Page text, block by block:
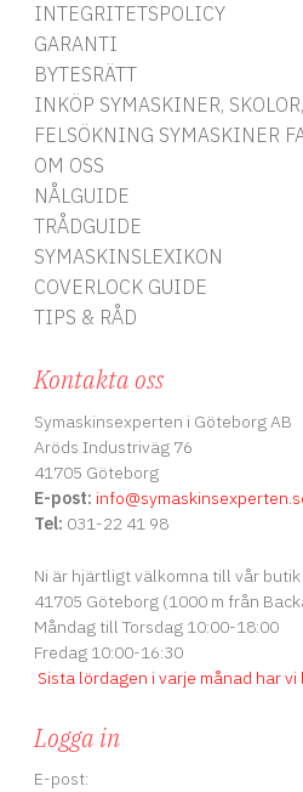
INTEGRITETSPOLICY
GARANTI
BYTESRÄTT
INKÖP SYMASKINER,
FELSÖKNING SYMASKINER
OM OSS
NÅLGUIDE
TRÅDGUIDE
SYMASKINSLEXIKON
COVERLOCK GUIDE
TIPS & RÅD
Kontakta oss
Symaskinsexperten i Göteborg AB
Aröds Industriväg 76
41705 Göteborg
E-post: info
Tel: 031-22 41 98
Ni är hjärtligt välkomna till vår
41705 Göteborg (1000 m från
Måndag till Torsdag 10:00-18:00
Fredag 10:00-16:30
Sista lördagen i varje månad har
Logga in
E-post: